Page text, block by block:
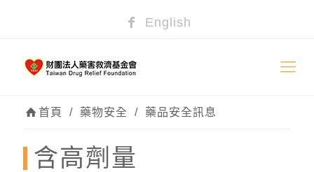
English
首頁 / 藥物安全 / 藥品安全訊息
含高劑量